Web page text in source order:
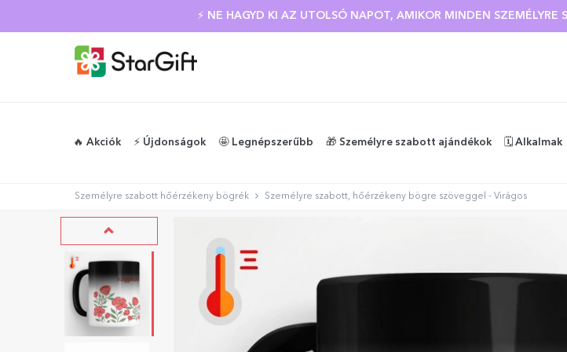
⚡ NE HAGYD KI AZ UTOLSÓ NAPOT, AMIKOR MINDEN
🔥 Akciók ⚡️ Újdonságok 🤩 Legnépszerűbb 🎁 Személyre szabott ajándékok 🗓️ Alkalmak
Személyre szabott hőérzékeny bögrék Személyre szabott, hőérzékeny bögre szöveggel - Virágos